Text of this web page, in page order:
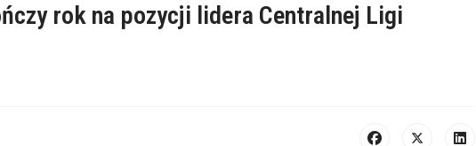
rok na pozycji lidera Centralnej Ligi